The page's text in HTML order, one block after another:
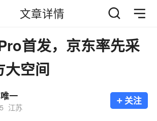
文章详情
首发，京东率先采
大空间
一
江苏
+ 关注